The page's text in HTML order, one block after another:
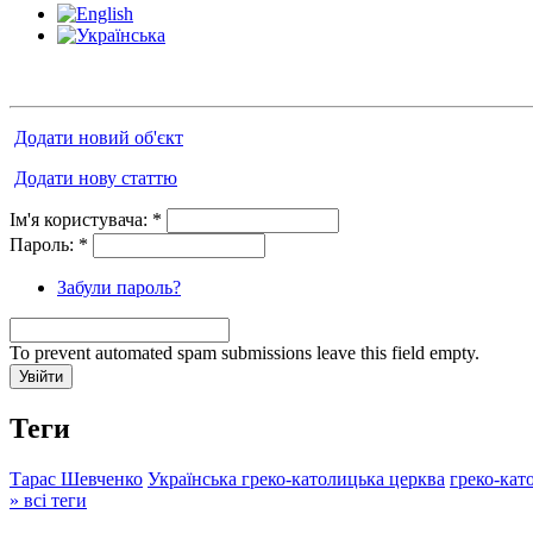
Додати новий об'єкт
Додати нову статтю
Ім'я користувача: *
Пароль: *
Забули пароль?
To prevent automated spam submissions leave this field empty.
Теги
Тарас Шевченко Українська греко-католицька церква греко-
» всі теги